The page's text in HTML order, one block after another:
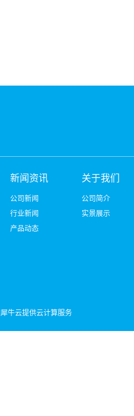
新闻资讯
公司新闻
行业新闻
产品动态
关于我们
公司简介
实景展示
犀牛云提供云计算服务